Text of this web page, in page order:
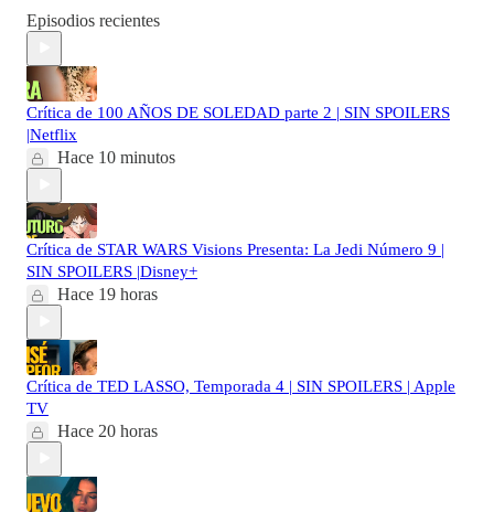
Episodios recientes
Crítica de 100 AÑOS DE SOLEDAD parte 2 | SIN SPOILERS
|Netflix
Hace 10 minutos
Crítica de STAR WARS Visions Presenta: La Jedi Número 9 |
SIN SPOILERS |Disney+
Hace 19 horas
Crítica de TED LASSO, Temporada 4 | SIN SPOILERS | Apple
TV
Hace 20 horas